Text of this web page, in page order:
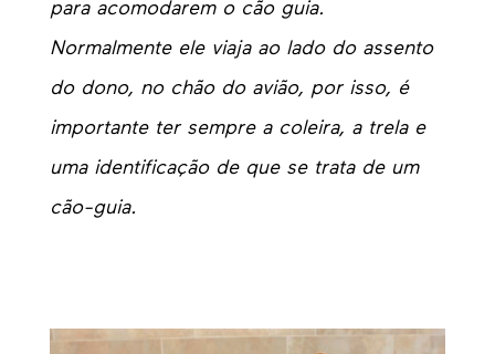
para acomodarem o cão guia.
Normalmente ele viaja ao lado do assento
do dono, no chão do avião, por isso, é
importante ter sempre a coleira, a trela e
uma identificação de que se trata de um
cão-guia.